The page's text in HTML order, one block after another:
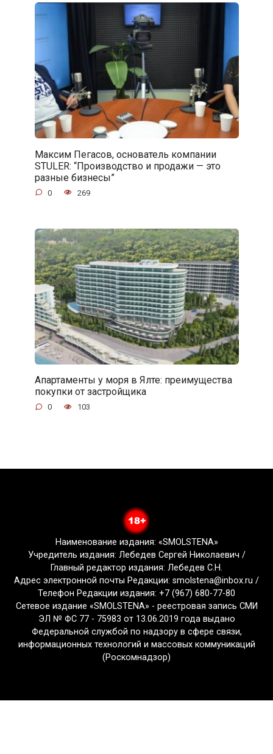
Максим Пегасов, основатель компании
STULER: “Производство и продажи — это
разные бизнесы”
0 269
Апартаменты у моря в Ялте: преимущества
покупки от застройщика
0 103
Наименование издания: «SMOLSTENA»
Учредитель издания: Лебедев Сергей Николаевич /
Главный редактор издания: Лебедев С.Н.
Адрес электронной почты Редакции: smolstena@inbox.ru /
Телефон Редакции издания: +7 (967) 680-77-80
Сетевое издание «SMOLSTENA» - реестровая запись СМИ
ЭЛ № ФС 77 - 75983 от 13.06.2019 года выдано
Федеральной службой по надзору в сфере связи,
информационных технологий и массовых коммуникаций
(Роскомнадзор)